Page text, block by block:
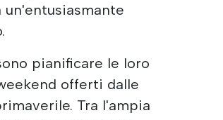
un'entusiasmante
pianificare le loro
offerti dalle
Tra l'ampia